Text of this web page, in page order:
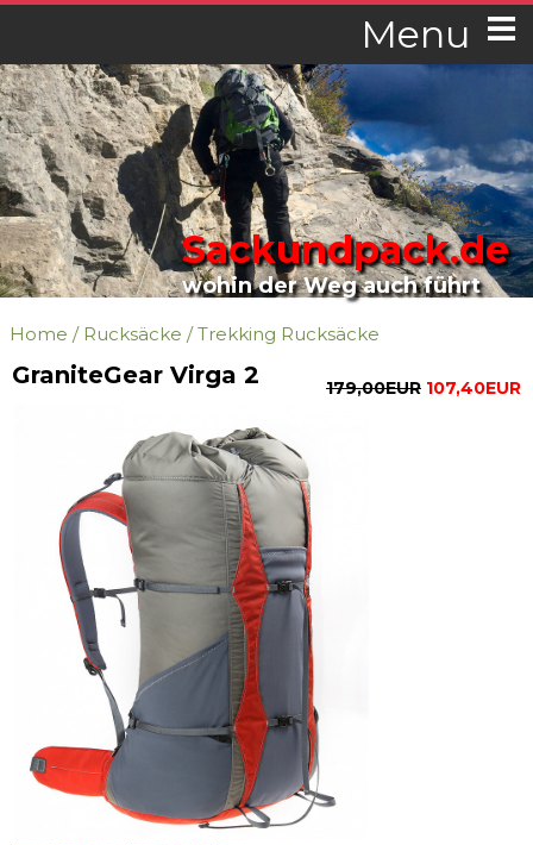
Menu
Sackundpack.de
wohin der Weg auch führt
Home / Rucksäcke /Trekking Rucksäcke
179,00EUR 107,40EUR
GraniteGear Virga 2